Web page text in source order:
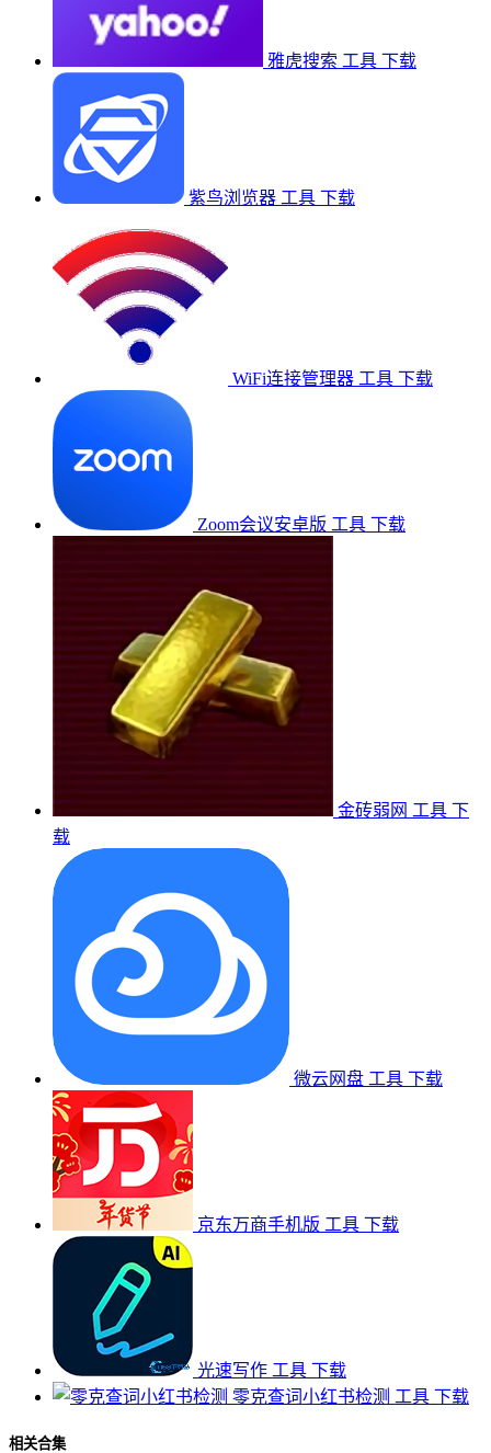
雅虎搜索 工具 下载
紫鸟浏览器 工具 下载
WiFi连接管理器 工具 下载
Zoom会议安卓版 工具 下载
金砖弱网 工具 下
载
微云网盘 工具 下载
京东万商手机版 工具 下载
光速写作 工具 下载
零克查词小红书检测 工具 下载
相关合集